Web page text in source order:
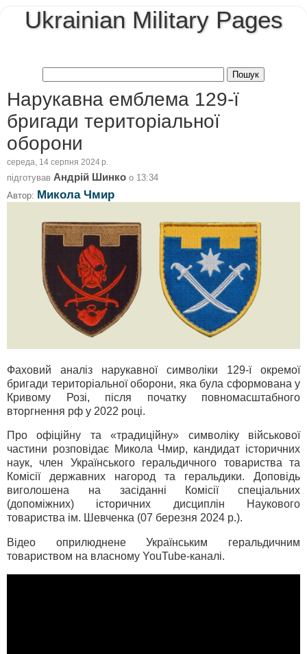
Ukrainian Military Pages
Нарукавна емблема 129-ї
бригади територіальної
оборони
середа, 14 серпня 2024 р.
підготував Андрій Шинко о 13:34
Автор: Микола Чмир
Фаховий аналіз нарукавної символіки 129-ї окремої
бригади територіальної оборони, яка була сформована у
Кривому Розі, після початку повномасштабного
вторгнення рф у 2022 році.
Про офіційну та «традиційну» символіку військової
частини розповідає Микола Чмир, кандидат історичних
наук, член Українського геральдичного товариства та
Комісії державних нагород та геральдики. Доповідь
виголошена на засіданні Комісії спеціальних
(допоміжних) історичних дисциплін Наукового
товариства ім. Шевченка (07 березня 2024 р.).
Відео оприлюднене Українським геральдичним
товариством на власному YouTube-каналі.